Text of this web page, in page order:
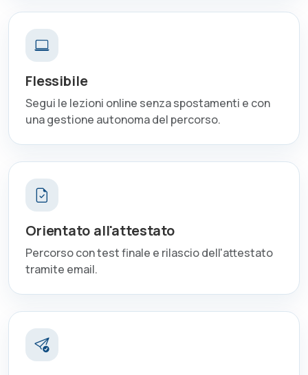
Flessibile
Segui le lezioni online senza spostamenti e con
una gestione autonoma del percorso.
Orientato all'attestato
Percorso con test finale e rilascio dell'attestato
tramite email.